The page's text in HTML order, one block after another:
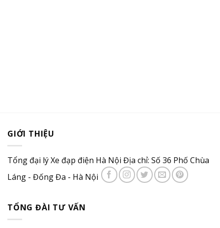
GIỚI THIỆU
Tổng đại lý Xe đạp điện Hà Nội Địa chỉ: Số 36 Phố Chùa
Láng - Đống Đa - Hà Nội
TỔNG ĐÀI TƯ VẤN